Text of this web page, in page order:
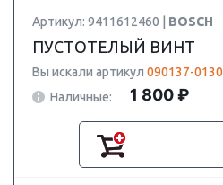
Артикул: 9411612460 | BOSCH
ПУСТОТЕЛЫЙ ВИНТ
Вы искали артикул 090137-0130
Наличные:
1 800 ₽